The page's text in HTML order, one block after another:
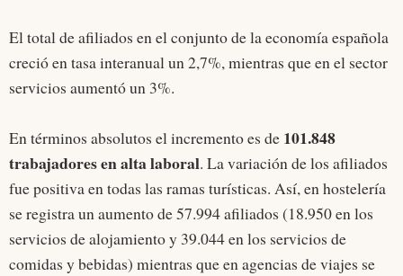
El total de afiliados en el conjunto de la economía española
creció en tasa interanual un 2,7%, mientras que en el sector
servicios aumentó un 3%.
En términos absolutos el incremento es de 101.848
trabajadores en alta laboral. La variación de los afiliados
fue positiva en todas las ramas turísticas. Así, en hostelería
se registra un aumento de 57.994 afiliados (18.950 en los
servicios de alojamiento y 39.044 en los servicios de
comidas y bebidas) mientras que en agencias de viajes se